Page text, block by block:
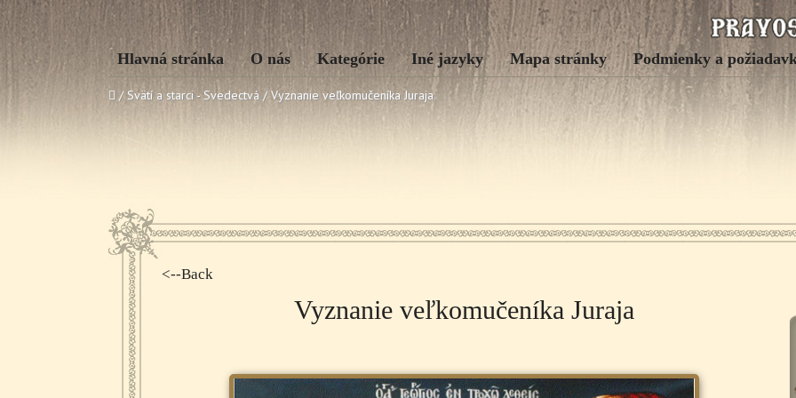
Hlavná stránka O nás Kategórie Iné jazyky Mapa stránky Podmienky a
/ Svätí a starci - Svedectvá /Vyznanie veľkomučeníka Juraja
<--Back
Vyznanie veľkomučeníka Juraja